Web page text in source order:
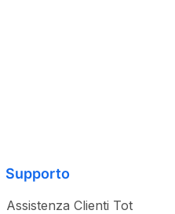
Supporto
Assistenza Clienti Tot